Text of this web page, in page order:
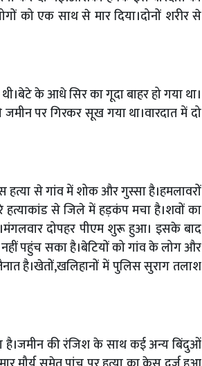
को एक साथ से मार दिया।दोनों शरीर से
के आधे सिर का गूदा बाहर हो गया था।
पर गिरकर सूख गया था।वारदात में दो
हत्या से गांव में शोक और गुस्सा है।हमलावरों
हत्याकांड से जिले में हड़कंप मचा है।शवों का
दोपहर पीएम शुरू हुआ। इसके बाद
पहुंच सका है।बेटियों को गांव के लोग और
है।खेतों,खलिहानों में पुलिस सुराग तलाश
की रंजिश के साथ कई अन्य बिंदुओं